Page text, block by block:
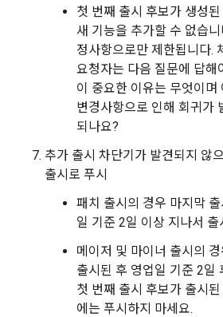
첫 번째 출시 후보가 생성
새 기능을 추가할 수 없습
정사항으로만 제한됩니다.
요청자는 다음 질문에 답해
이 중요한 이유는 무엇이며
변경사항으로 인해 회귀가
되나요?
추가 출시 차단기가 발견되지 않
출시로 푸시
패치 출시의 경우 마지막
일 기준 2일 이상 지나서 출
메이저 및 마이너 출시의
출시된 후 영업일 기준 2일
첫 번째 출시 후보가 출시
에는 푸시하지 마세요.